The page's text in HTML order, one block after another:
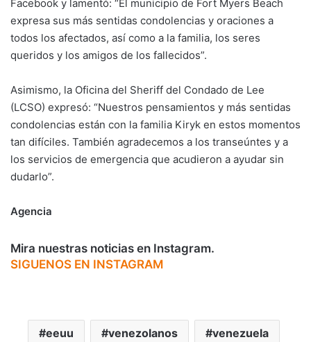
Facebook y lamentó: “El municipio de Fort Myers Beach
expresa sus más sentidas condolencias y oraciones a
todos los afectados, así como a la familia, los seres
queridos y los amigos de los fallecidos”.
Asimismo, la Oficina del Sheriff del Condado de Lee
(LCSO) expresó: “Nuestros pensamientos y más sentidas
condolencias están con la familia Kiryk en estos momentos
tan difíciles. También agradecemos a los transeúntes y a
los servicios de emergencia que acudieron a ayudar sin
dudarlo”.
Agencia
Mira nuestras noticias en Instagram.
SIGUENOS EN INSTAGRAM
eeuu venezolanos venezuela